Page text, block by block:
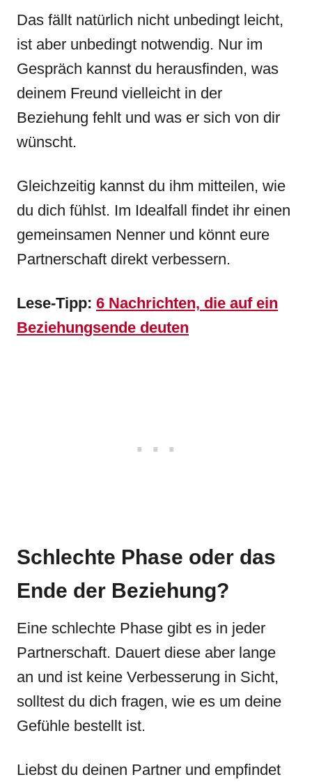
Das fällt natürlich nicht unbedingt leicht,
ist aber unbedingt notwendig. Nur im
Gespräch kannst du herausfinden, was
deinem Freund vielleicht in der
Beziehung fehlt und was er sich von dir
wünscht.
Gleichzeitig kannst du ihm mitteilen, wie
du dich fühlst. Im Idealfall findet ihr einen
gemeinsamen Nenner und könnt eure
Partnerschaft direkt verbessern.
Lese-Tipp: 6 Nachrichten, die auf ein
Beziehungsende deuten
Schlechte Phase oder das
Ende der Beziehung?
Eine schlechte Phase gibt es in jeder
Partnerschaft. Dauert diese aber lange
an und ist keine Verbesserung in Sicht,
solltest du dich fragen, wie es um deine
Gefühle bestellt ist.
Liebst du deinen Partner und empfindet